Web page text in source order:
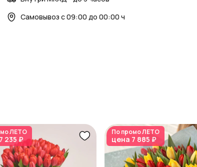
Самовывоз с 09:00 до 00:00 ч
ЛЕТО
7 235 ₽
По промоЛЕТО
цена 7 885 ₽